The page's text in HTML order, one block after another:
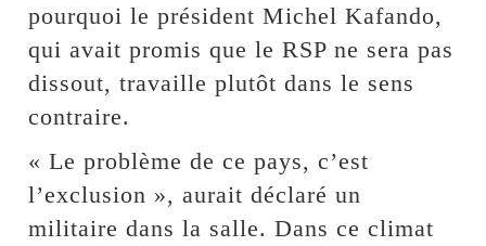
pourquoi le président Michel Kafando,
qui avait promis que le RSP ne sera pas
dissout, travaille plutôt dans le sens
contraire.
« Le problème de ce pays, c’est
l’exclusion », aurait déclaré un
militaire dans la salle. Dans ce climat